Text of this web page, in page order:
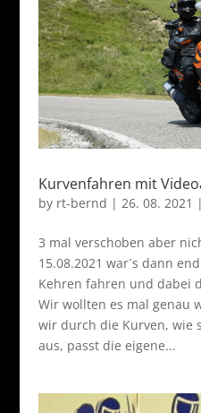
Kurvenfahren mit
by rt-bernd | 26. 08. 2021 |
3 mal verschoben aber
15.08.2021 war´s dann
Kehren fahren und dabei
Wir wollten es mal genau
wir durch die Kurven, wie
aus, passt die eigene...